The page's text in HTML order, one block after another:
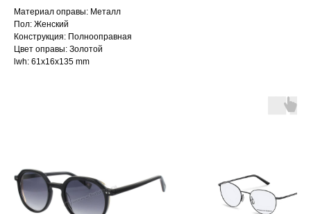
Материал оправы: Металл
Пол: Женский
Конструкция: Полнооправная
Цвет оправы: Золотой
lwh: 61x16x135 mm